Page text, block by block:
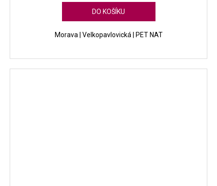
DO KOŠÍKU
Morava | Velkopavlovická | PET NAT